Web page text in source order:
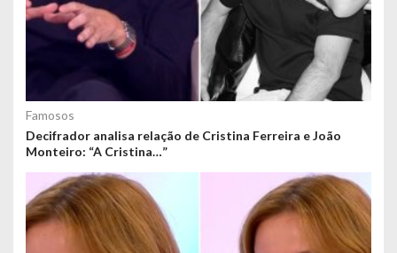
Famosos
Decifrador analisa relação de Cristina Ferreira e João
Monteiro: “A Cristina…”